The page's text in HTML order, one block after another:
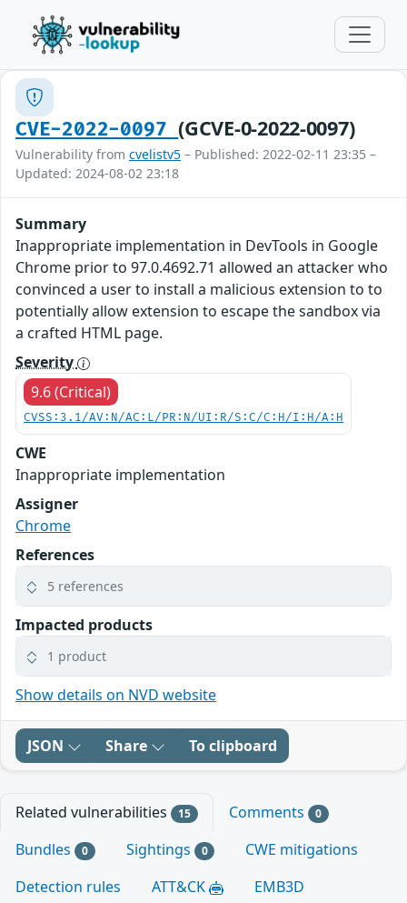
CVE-2022-0097(GCVE-0-2022-0097)
Vulnerability from cvelistv5 – Published: 2022-02-11 23:35 –
Updated: 2024-08-02 23:18
Summary
Inappropriate implementation in DevTools in Google
Chrome prior to 97.0.4692.71 allowed an attacker who
convinced a user to install a malicious extension to to
potentially allow extension to escape the sandbox via
a crafted HTML page.
Severity
9.6 (Critical)
CVSS:3.1/AV:N/AC:L/PR:N/UI:R/S:C/C:H/I:H/A:H
CWE
Inappropriate implementation
Assigner
Chrome
References
5 references
Impacted products
1 product
Show details on NVD website
JSON Share To clipboard
Related vulnerabilities 15 Comments 0
Bundles 0 Sightings 0
CWE mitigations
Detection rules
ATT&CK EMB3D